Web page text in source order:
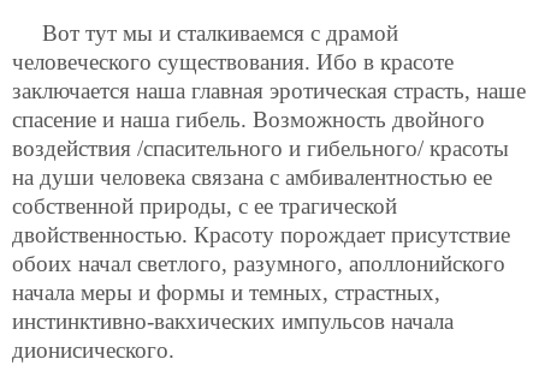
Вот тут мы и сталкиваемся с драмой
человеческого существования. Ибо в красоте
заключается наша главная эротическая страсть, наше
спасение и наша гибель. Возможность двойного
воздействия /спасительного и гибельного/ красоты
на души человека связана с амбивалентностью ее
собственной природы, с ее трагической
двойственностью. Красоту порождает присутствие
обоих начал светлого, разумного, аполлонийского
начала меры и формы и темных, страстных,
инстинктивно-вакхических импульсов начала
дионисического.